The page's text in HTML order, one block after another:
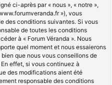
ci-après par « nous », « notre »,
»), vous
des conditions suivantes. Si vous
de toutes les conditions
à « Forum Véranda ». Nous
quel moment et nous essaierons
que nous vous conseillons de
effet, si vous continuez à
des modifications aient été
responsable des conditions